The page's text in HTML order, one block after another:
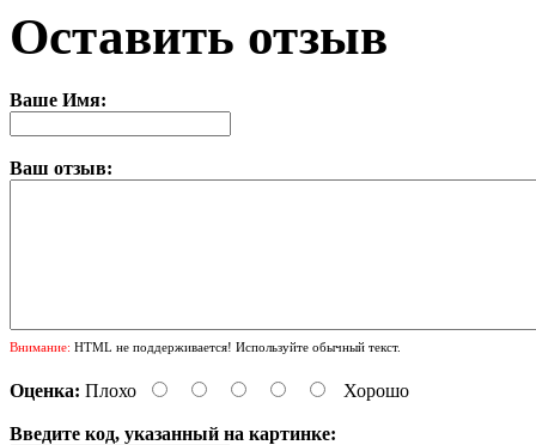
Оставить отзыв
Ваше Имя:
Ваш отзыв:
Внимание: HTML не поддерживается! Используйте обычный текст.
Оценка: Плохо Хорошо
Введите код, указанный на картинке: